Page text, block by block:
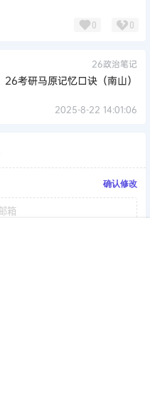
0 0
26政治笔记
26考研马原记忆口诀（南山）
2025-8-22 14:01:06
确认修改